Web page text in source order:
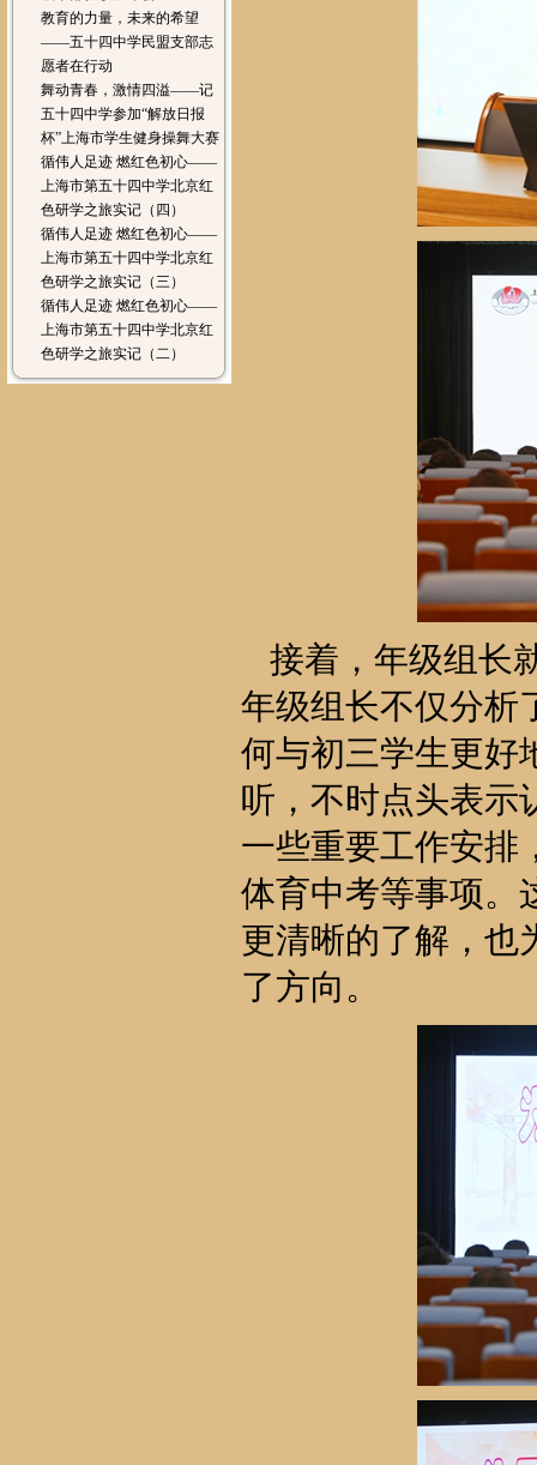
教育的力量，未来的希望
——五十四中学民盟支部志
愿者在行动
舞动青春，激情四溢——记
五十四中学参加“解放日报
杯”上海市学生健身操舞大赛
循伟人足迹 燃红色初心——
上海市第五十四中学北京红
色研学之旅实记（四）
循伟人足迹 燃红色初心——
上海市第五十四中学北京红
色研学之旅实记（三）
循伟人足迹 燃红色初心——
上海市第五十四中学北京红
色研学之旅实记（二）
接着，年级组长
年级组长不仅分析
何与初三学生更好
听，不时点头表示
一些重要工作安排
体育中考等事项。
更清晰的了解，也
了方向。